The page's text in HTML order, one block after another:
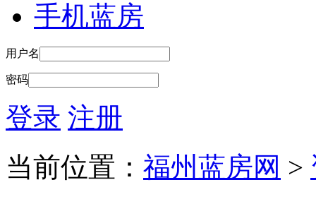
手机蓝房
用户名
密码
登录 注册
当前位置： 福州蓝房网 >